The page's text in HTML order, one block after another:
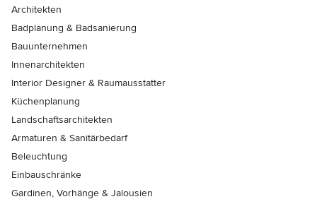
Architekten
Badplanung & Badsanierung
Bauunternehmen
Innenarchitekten
Interior Designer & Raumausstatter
Küchenplanung
Landschaftsarchitekten
Armaturen & Sanitärbedarf
Beleuchtung
Einbauschränke
Gardinen, Vorhänge & Jalousien